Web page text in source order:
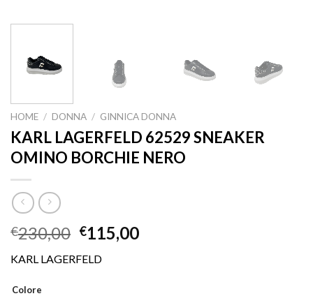
HOME / DONNA / GINNICA DONNA
KARL LAGERFELD 62529 SNEAKER
OMINO BORCHIE NERO
€230,00 €115,00
KARL LAGERFELD
Colore